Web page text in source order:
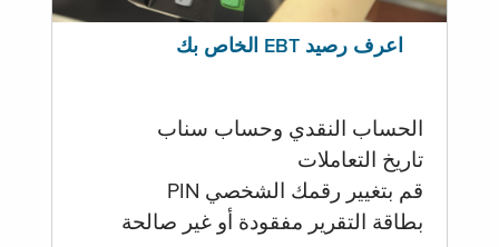
اعرف رصيد EBT الخاص بك
الحساب النقدي وحساب سناب
تاريخ التعاملات
قم بتغيير رقمك الشخصي PIN
بطاقة التقرير مفقودة أو غير صالحة